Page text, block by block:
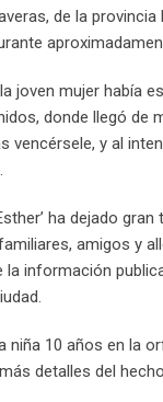
de la provincia
joven mujer había
donde llegó de
vencérsele, y al
ha dejado
amigos y
la información
niña 10 años en la
detalles del